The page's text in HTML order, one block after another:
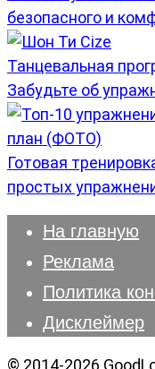
безопасного и
Танцевальная
Забудьте об
Готовая
простых
На главную
Реклама
Политика
Дисклеймер
© 2014-2026